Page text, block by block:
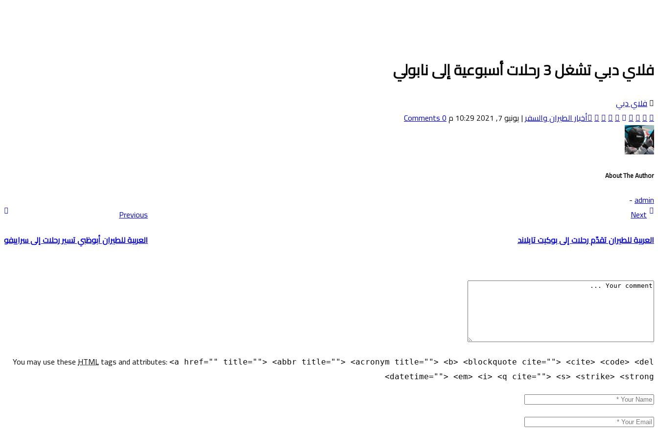
فلاي دبي تشغل 3 رحلات أسبوعية إلى نابولي
فلاي دبي
أخبار الطيران والسفر | يونيو 7, 2021 10:29 م 0 Comments
About The Author
admin
-
Previous
العربية للطيران أبوظبي تسير رحلات إلى سراييفو
Next
العربية للطيران تقدّم رحلات إلى بوكيت تايلاند
You may use theseHTMLtags and attributes: <a href="" title=""> <abbr title=""> <acronym title=""> <b> <blockquote cite=""> <cite> <code> <del
datetime=""> <em> <i> <q cite=""> <s> <strike> <strong>